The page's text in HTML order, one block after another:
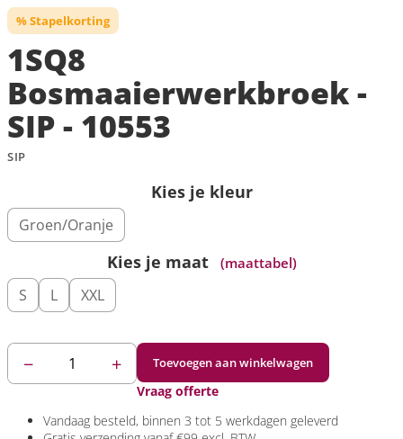
% Stapelkorting
1SQ8
Bosmaaierwerkbroek -
SIP - 10553
SIP
Kies je kleur
Groen/Oranje
Kies je maat (maattabel)
S L XXL
− + Toevoegen aan winkelwagen
Vraag offerte
Vandaag besteld, binnen 3 tot 5 werkdagen geleverd